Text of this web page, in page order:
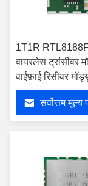
1T1R
वायरलेस ट्रांसीवर
वाईफ़ाई रिसीवर
एमबीपीएस
सर्वोत्तम मूल्य